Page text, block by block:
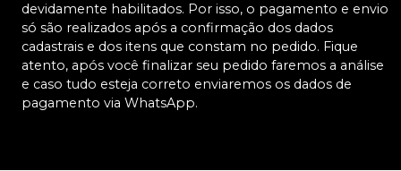
devidamente habilitados. Por isso, o pagamento e envio
só são realizados após a confirmação dos dados
cadastrais e dos itens que constam no pedido. Fique
atento, após você finalizar seu pedido faremos a análise
e caso tudo esteja correto enviaremos os dados de
pagamento via WhatsApp.